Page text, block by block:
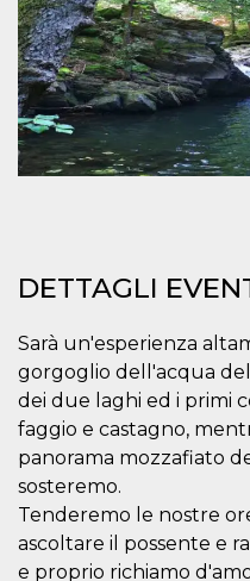
DETTAGLI
Sarà un'esperienza
gorgoglio dell'acqua
dei due laghi ed i primi
faggio e castagno,
panorama mozzafiato
sosteremo.
Tenderemo le nostre
ascoltare il possente e
e proprio richiamo